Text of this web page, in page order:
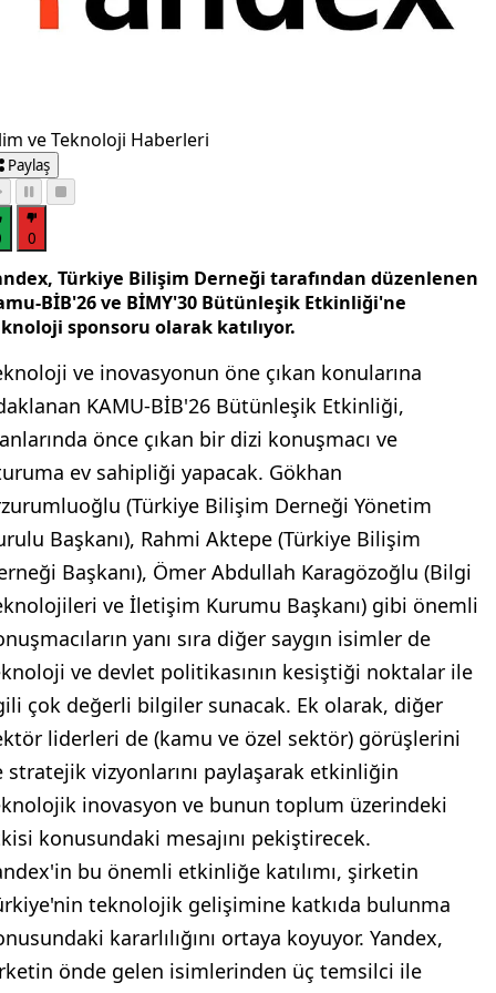
ve Teknoloji Haberleri
Paylaş
0
Türkiye Bilişim Derneği tarafından düzenlenen
BİB'26 ve BİMY'30 Bütünleşik Etkinliği'ne
sponsoru olarak katılıyor.
ve inovasyonun öne çıkan konularına
KAMU-BİB'26 Bütünleşik Etkinliği,
önce çıkan bir dizi konuşmacı ve
ev sahipliği yapacak. Gökhan
(Türkiye Bilişim Derneği Yönetim
Başkanı), Rahmi Aktepe (Türkiye Bilişim
Başkanı), Ömer Abdullah Karagözoğlu (Bilgi
ve İletişim Kurumu Başkanı) gibi önemli
yanı sıra diğer saygın isimler de
ve devlet politikasının kesiştiği noktalar ile
çok değerli bilgiler sunacak. Ek olarak, diğer
liderleri de (kamu ve özel sektör) görüşlerini
stratejik vizyonlarını paylaşarak etkinliğin
inovasyon ve bunun toplum üzerindeki
konusundaki mesajını pekiştirecek.
bu önemli etkinliğe katılımı, şirketin
teknolojik gelişimine katkıda bulunma
kararlılığını ortaya koyuyor. Yandex,
önde gelen isimlerinden üç temsilci ile